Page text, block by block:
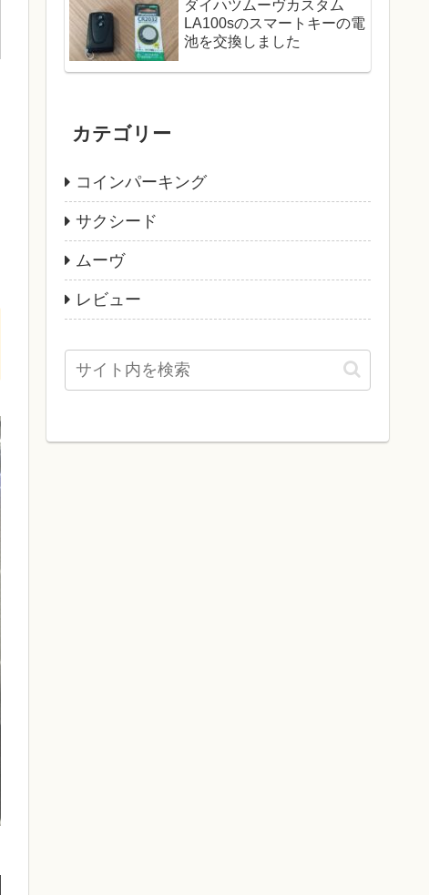
ダイハツムーヴカスタム
LA100sのスマートキーの電
池を交換しました
カテゴリー
コインパーキング
サクシード
ムーヴ
レビュー